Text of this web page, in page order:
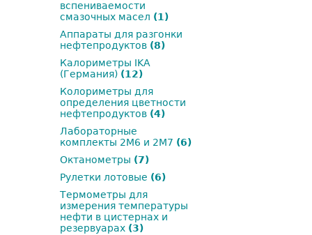
вспениваемости
смазочных масел (1)
Аппараты для разгонки
нефтепродуктов (8)
Калориметры IKA
(Германия) (12)
Колориметры для
определения цветности
нефтепродуктов (4)
Лабораторные
комплекты 2М6 и 2М7 (6)
Октанометры (7)
Рулетки лотовые (6)
Термометры для
измерения температуры
нефти в цистернах и
резервуарах (3)